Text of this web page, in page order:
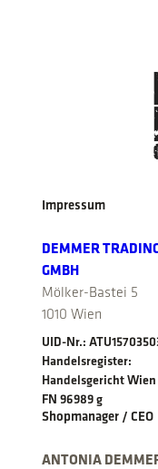
Impressum
DEMMER
GMBH
Mölker-Bastei 5
1010 Wien
UID-Nr.:
Handelsregister:
Handelsgericht Wien
FN 96989 g
Shopmanager / CEO
ANTONIA